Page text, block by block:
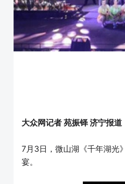
大众网记者 苑振铎 济宁报道
7月3日，微山湖《千年湖光
宴。